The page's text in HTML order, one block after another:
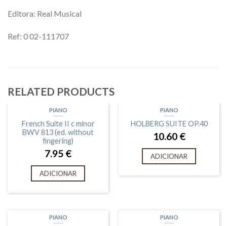
Editora: Real Musical
Ref: 0 02-111707
RELATED PRODUCTS
PIANO
French Suite II c minor
BWV 813 (ed. without
fingering)
7.95 €
ADICIONAR
PIANO
HOLBERG SUITE OP.40
10.60 €
ADICIONAR
PIANO PIANO